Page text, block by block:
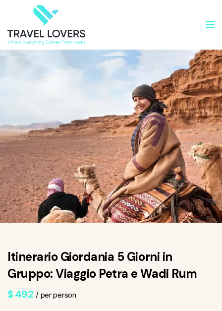
Itinerario Giordania 5 Giorni in
Gruppo: Viaggio Petra e Wadi Rum
$492/ per person